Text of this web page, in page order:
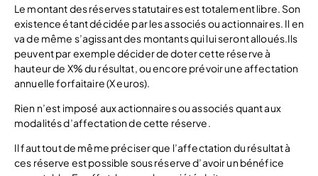
Le montant des réserves statutaires est totalement libre. Son
existence étant décidée par les associés ou actionnaires. Il en
va de même s’agissant des montants qui lui seront alloués.Ils
peuvent par exemple décider de doter cette réserve à
hauteur de X% du résultat, ou encore prévoir une affectation
annuelle forfaitaire (X euros).
Rien n’est imposé aux actionnaires ou associés quant aux
modalités d’affectation de cette réserve.
Il faut tout de même préciser que l’affectation du résultat à
ces réserve est possible sous réserve d’avoir un bénéfice